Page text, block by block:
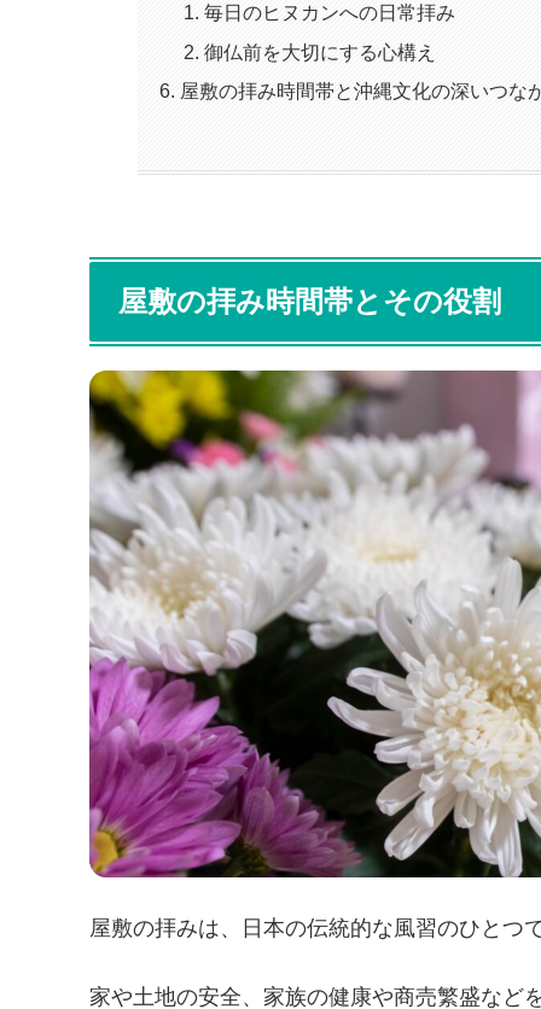
毎日のヒヌカンへの日常拝み
御仏前を大切にする心構え
屋敷の拝み時間帯と沖縄文化の深いつな
屋敷の拝み時間帯とその役割
屋敷の拝みは、日本の伝統的な風習のひとつ
家や土地の安全、家族の健康や商売繁盛など